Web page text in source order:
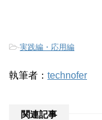
-実践編・応用編
執筆者： technofer
関連記事